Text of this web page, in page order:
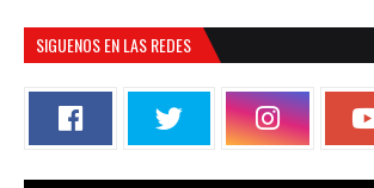
SIGUENOS EN LAS REDES